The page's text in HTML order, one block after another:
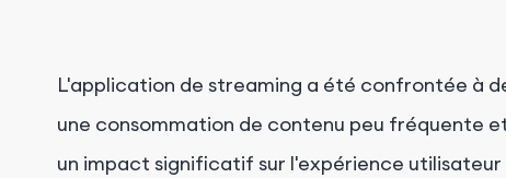
L'application de streaming a été confrontée à
une consommation de contenu peu fréquente
un impact significatif sur l'expérience